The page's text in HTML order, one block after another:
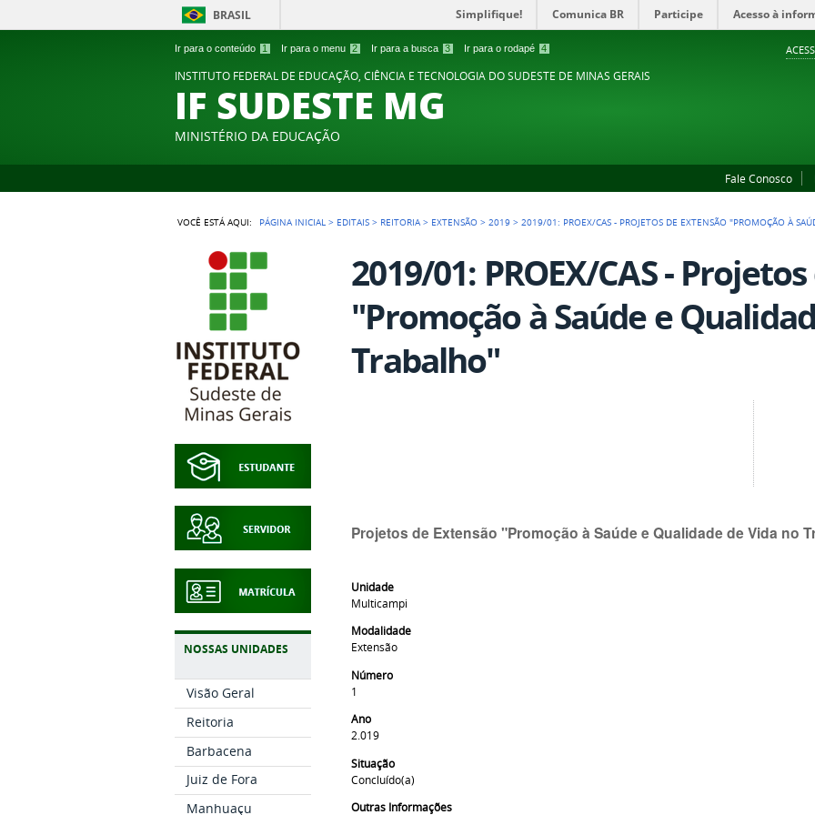
Ir para o conteúdo 1 Ir para o menu 2 Ir para a busca 3 Ir para o rodapé 4
BRASIL Simplifique! Comunica BR Participe Acesso à
INSTITUTO FEDERAL DE EDUCAÇÃO, CIÊNCIA E TECNOLOGIA DO SUDESTE DE MINAS GERAIS
IF SUDESTE MG
MINISTÉRIO DA EDUCAÇÃO
Fale Conosco
VOCÊ ESTÁ AQUI: PÁGINA INICIAL > EDITAIS > REITORIA > EXTENSÃO >2019 >2019/01: PROEX/CAS - PROJETOS DE EXTENSÃO "PROMOÇÃO À
NOSSAS UNIDADES
Visão Geral
Reitoria
Barbacena
Juiz de Fora
Manhuaçu
2019/01: PROEX/CAS -
"Promoção à Saúde e
Trabalho"
Projetos de Extensão "Promoção à Saúde e Qualidade de Vida no
Unidade
Multicampi
Modalidade
Extensão
Número
1
Ano
2.019
Situação
Concluído(a)
Outras Informações